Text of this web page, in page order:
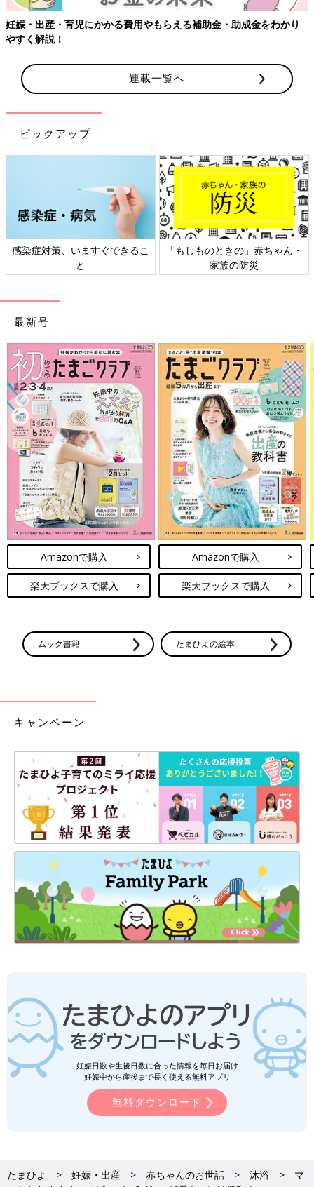
【ワクチン接種できるものも】妊婦の感染症対策、知っておいて！
連載一覧へ
ピックアップ
日本外来小児科学会リーフレッ
ト検討会
六星占術 細木かおりさんの人生
相談
最新号
Amazonで購入
楽天ブックスで購入
Amazonで購入
楽天ブックスで購入
ムック書籍 たまひよの絵本
キャンペーン
妊娠日数や生後日数に合った情報を毎日お届け
妊娠中から産後まで長く使える無料アプリ
無料ダウンロード
たまひよ 妊娠・出産 赤ちゃんのお世話 沐浴
マ